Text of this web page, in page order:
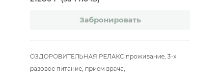
Забронировать
ОЗДОРОВИТЕЛЬНАЯ РЕЛАКС:проживание, 3-х
разовое питание, прием врача,